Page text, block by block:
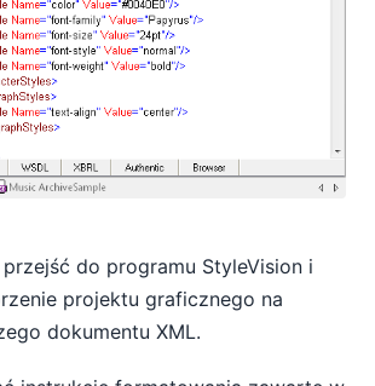
do programu StyleVision i
projektu graficznego na
dokumentu XML.